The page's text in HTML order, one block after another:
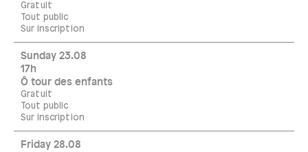
Gratuit
Tout public
Sur inscription
Sunday 23.08
17h
Ô tour des enfants
Gratuit
Tout public
Sur inscription
Friday 28.08